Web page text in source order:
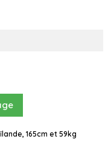
165cm et 59kg